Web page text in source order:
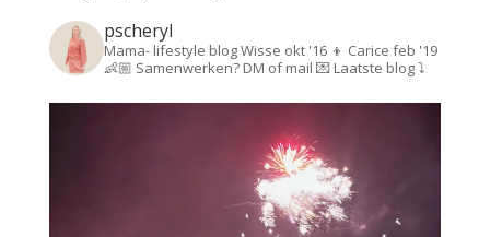
pscheryl
Mama- lifestyle blogWisse okt '16 👦 Carice feb '19
👶🏼 Samenwerken? DM of mail 💌Laatste blog ⤵️